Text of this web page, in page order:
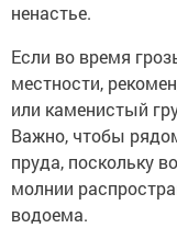
ненастье.
Если во время
местности,
или каменистый
Важно, чтобы
пруда, поскольку
молнии
водоема.